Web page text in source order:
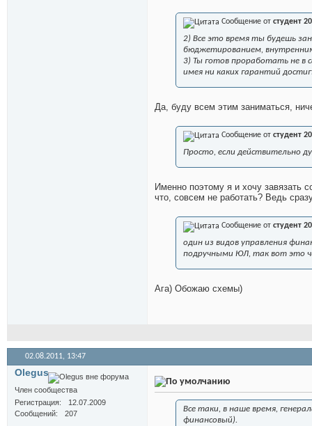
Сообщение от студент
2) Все это время ты будешь
бюджетированием,
3) Ты готов проработать не в
имея ни каких гарантий
Да, буду всем этим заниматься,
Сообщение от студент
Просто, если действительно
Именно поэтому я и хочу завязать
что, совсем не работать? Ведь
Сообщение от студент
один из видов управления
подручными ЮЛ, так вот это
Ага) Обожаю схемы)
02.08.2011, 13:47
Olegus
Член сообщества
Регистрация
12.07.2009
Сообщений
207
Все таки, в наше время,
финансовый).